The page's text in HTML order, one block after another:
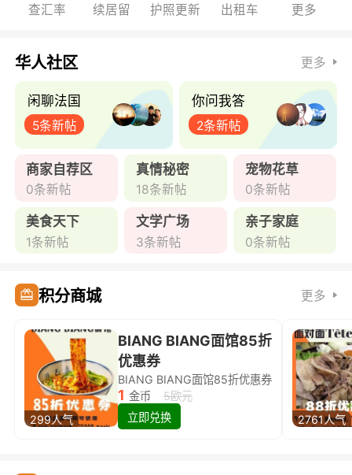
查汇率 续居留 护照更新 出租车 更多
华人社区 更多
闲聊法国
5条新帖
你问我答
2条新帖
商家自荐区
0条新帖
真情秘密
18条新帖
宠物花草
0条新帖
美食天下
1条新帖
文学广场
3条新帖
亲子家庭
0条新帖
积分商城 更多
299人气
BIANG BIANG面馆85折
优惠券
BIANG BIANG面馆85折优惠券
1 金币
5欧元
立即兑换
2761人气